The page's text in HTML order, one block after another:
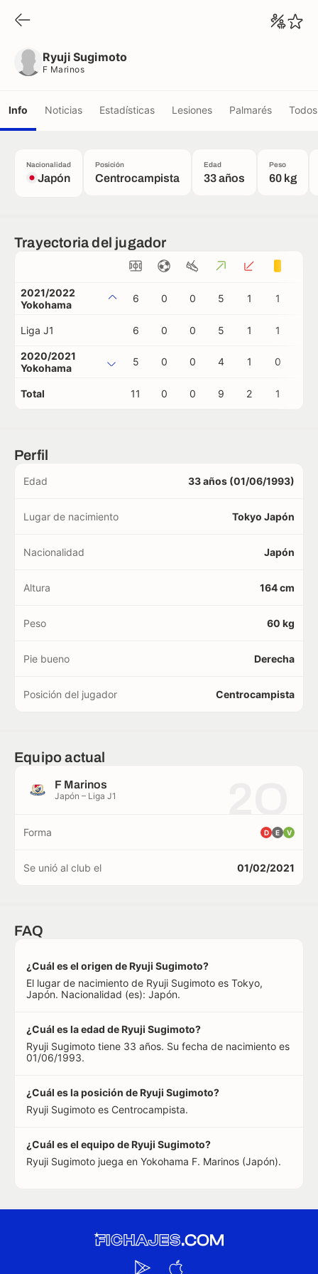
Ryuji Sugimoto
F Marinos
Info Noticias Estadísticas Lesiones Palmarés
Nacionalidad
Japón
Posición
Centrocampista
Edad
33 años
Peso
60 kg
Trayectoria del jugador
2021/2022
Yokohama
6 0 0 5 1 1
Liga J1 6 0 0 5 1 1
2020/2021
Yokohama
5 0 0 4 1 0
Total 11 0 0 9 2 1
Perfil
Edad 33 años (01/06/1993)
Lugar de nacimiento Tokyo Japón
Nacionalidad Japón
Altura 164 cm
Peso 60 kg
Pie bueno Derecha
Posición del jugador Centrocampista
Equipo actual
F Marinos
Japón – Liga J1
Forma D E V
Se unió al club el 01/02/2021
FAQ
¿Cuál es el origen de Ryuji Sugimoto?
El lugar de nacimiento de Ryuji Sugimoto es Tokyo,
Japón. Nacionalidad (es): Japón.
¿Cuál es la edad de Ryuji Sugimoto?
Ryuji Sugimoto tiene 33 años. Su fecha de nacimiento es
01/06/1993.
¿Cuál es la posición de Ryuji Sugimoto?
Ryuji Sugimoto es Centrocampista.
¿Cuál es el equipo de Ryuji Sugimoto?
Ryuji Sugimoto juega en Yokohama F. Marinos (Japón).